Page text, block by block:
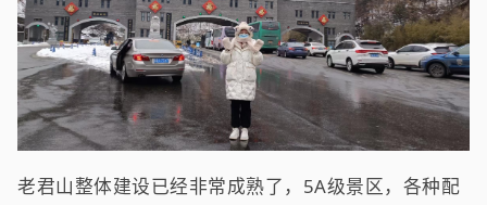
老君山整体建设已经非常成熟了，5A级景区，各种配